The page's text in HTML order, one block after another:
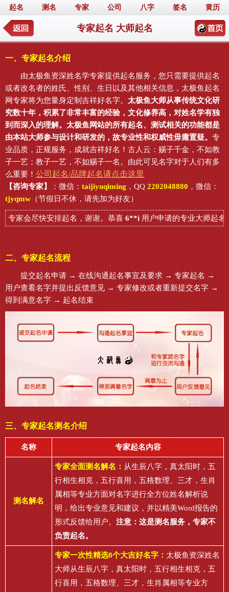
起名 测名 专家 公司 八字 签名 黄历
专家起名 大师起名
一、专家起名介绍
由太极鱼资深姓名学专家提供起名服务，您只需要提供起名
或者改名者的姓氏、性别、生日以及其他相关信息，太极鱼起名
网专家将为您量身定制吉祥好名字。 太极鱼大师从事传统文化研
究数十年，积累了非常丰富的经验，文化修养高，对姓名学有独
到而深入的理解。太极鱼网站的所有起名、测试相关的功能都是
由本站大师参与设计和研发的，故专业性和权威性毋庸置疑。 专
业品质，正规服务，成就吉祥好名！古人云：赐子千金，不如教
子一艺；教子一艺，不如赐子一名。由此可见名字对于人们有多
么重要！ 公司起名/品牌起名请点击这里
【咨询专家】 ：微信： taijiyuqiming ，QQ 2202048880 ，微信：
tjyqmw （节假日不休，请先加为好友）
家会尽快安排起名，谢谢。恭喜6**i用户申请的专业大师起名
二、专家起名流程
提交起名申请 → 在线沟通起名事宜及要求 → 专家起名 →
用户查看名字并提出反馈意见 → 专家修改或者重新提交名字 →
得到满意名字 → 起名结束
三、专家起名测名介绍
名称 专家起名内容
测名解名
专家全面测名解名： 从生辰八字，真太阳时，五
行相生相克，五行喜用，五格数理、三才，生肖
属相等专业方面对名字进行全方位姓名解析说
明，给出专业意见和建议，并以精美Word报告的
形式反馈给用户。 注意：这是测名服务，专家不
负责起名。
专家一次性精选8个大吉好名字： 太极鱼资深姓名
大师从生辰八字，真太阳时，五行相生相克，五
行喜用，五格数理、三才，生肖属相等专业方